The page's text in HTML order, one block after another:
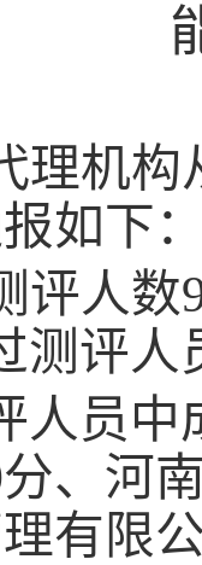
理机构
如下
评人数
测评
人员中
、河
有限